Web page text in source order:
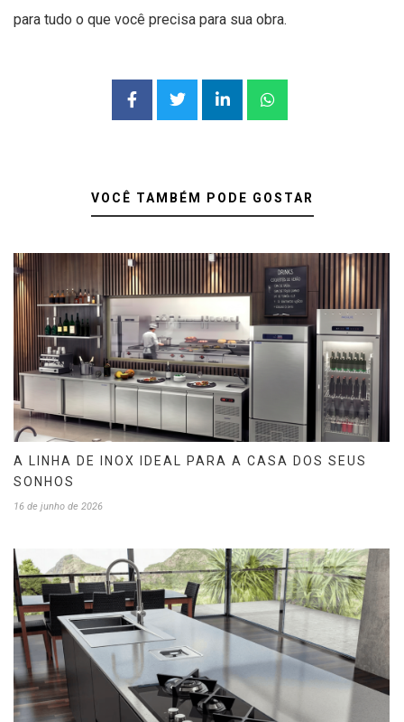
para tudo o que você precisa para sua obra.
VOCÊ TAMBÉM PODE GOSTAR
A LINHA DE INOX IDEAL PARA A CASA DOS SEUS
SONHOS
16 de junho de 2026